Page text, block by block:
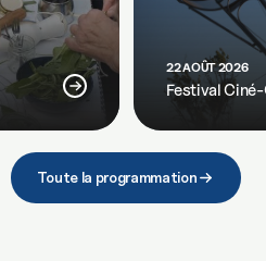
22 AOÛT 2026
Festival
Toute la programmation